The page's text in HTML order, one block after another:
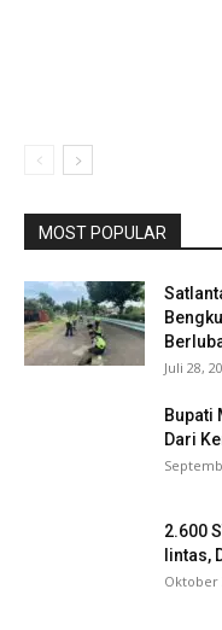
MOST POPULAR
Juli 28,
Bupati
Dari
2.600
lintas,
Oktober